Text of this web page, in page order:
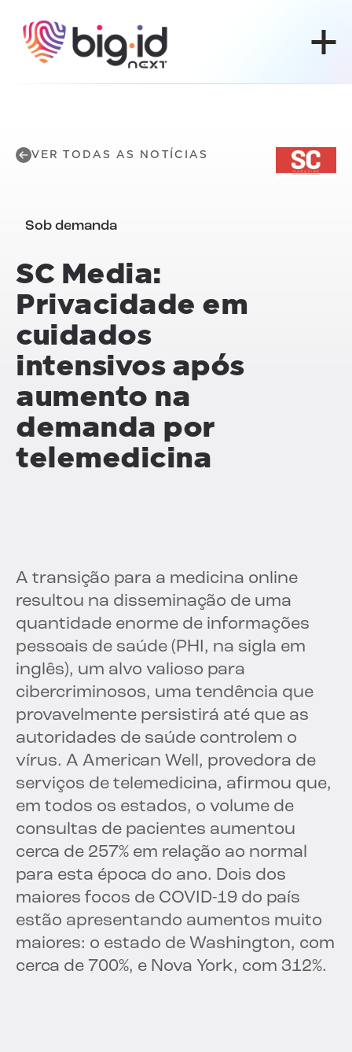
VER TODAS AS NOTÍCIAS
Sob demanda
SC Media:
Privacidade em
cuidados
intensivos após
aumento na
demanda por
telemedicina
A transição para a medicina online
resultou na disseminação de uma
quantidade enorme de informações
pessoais de saúde (PHI, na sigla em
inglês), um alvo valioso para
cibercriminosos, uma tendência que
provavelmente persistirá até que as
autoridades de saúde controlem o
vírus. A American Well, provedora de
serviços de telemedicina, afirmou que,
em todos os estados, o volume de
consultas de pacientes aumentou
cerca de 257% em relação ao normal
para esta época do ano. Dois dos
maiores focos de COVID-19 do país
estão apresentando aumentos muito
maiores: o estado de Washington, com
cerca de 700%, e Nova York, com 312%.